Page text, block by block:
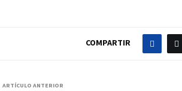
COMPARTIR
ARTÍCULO ANTERIOR